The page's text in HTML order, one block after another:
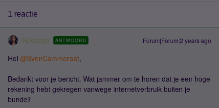
1 reactie
Roeqajja ANTWOORD Forum|Forum|2 years ago
Hoi @SvenCammeraat,
Bedankt voor je bericht. Wat jammer om te horen dat je een hoge
rekening hebt gekregen vanwege internetverbruik buiten je
bundel!